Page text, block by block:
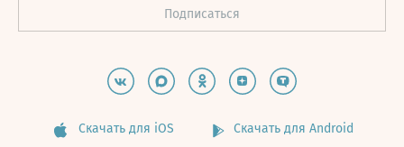
Скачать для iOS Скачать для Android